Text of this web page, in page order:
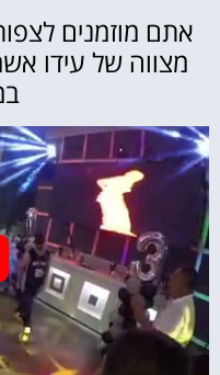
אתם מוזמנים
מצווה של עידו